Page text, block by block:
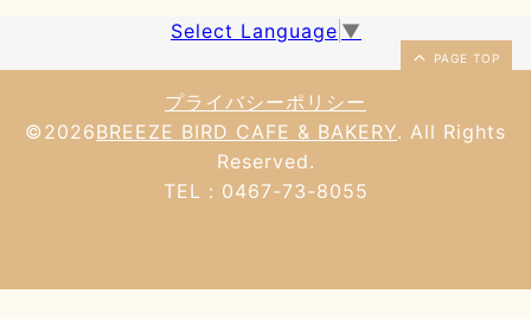
Select Language ▼
PAGE TOP
プライバシーポリシー
©2026BREEZE BIRD CAFE & BAKERY. All Rights
Reserved.
TEL：0467-73-8055